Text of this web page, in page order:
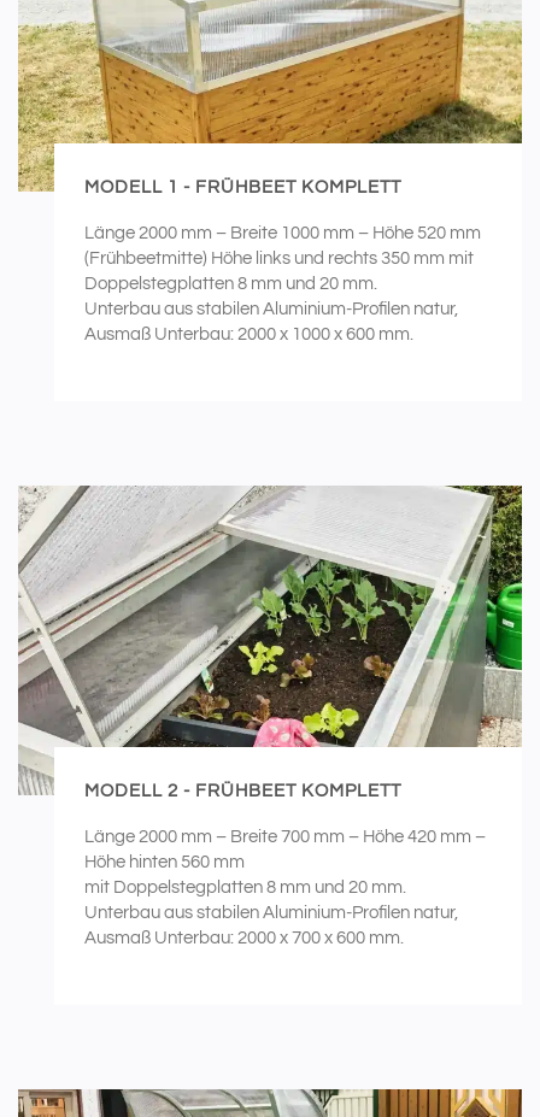
MODELL 1 - FRÜHBEET KOMPLETT
Länge 2000 mm – Breite 1000 mm – Höhe 520 mm
(Frühbeetmitte) Höhe links und rechts 350 mm mit
Doppelstegplatten 8 mm und 20 mm.
Unterbau aus stabilen Aluminium-Profilen natur,
Ausmaß Unterbau: 2000 x 1000 x 600 mm.
MODELL 2 - FRÜHBEET KOMPLETT
Länge 2000 mm – Breite 700 mm – Höhe 420 mm –
Höhe hinten 560 mm
mit Doppelstegplatten 8 mm und 20 mm.
Unterbau aus stabilen Aluminium-Profilen natur,
Ausmaß Unterbau: 2000 x 700 x 600 mm.